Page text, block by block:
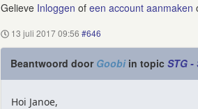
Gelieve Inloggen of een account aanmaken
13 juli 2017 09:56 #646
Beantwoord door Goobiin topic STG -
Hoi Janoe,